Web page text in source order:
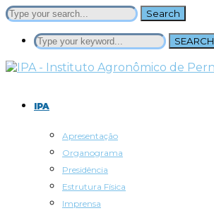
Search
SEARCH
IPA
Apresentação
Organograma
Presidência
Estrutura Física
Imprensa